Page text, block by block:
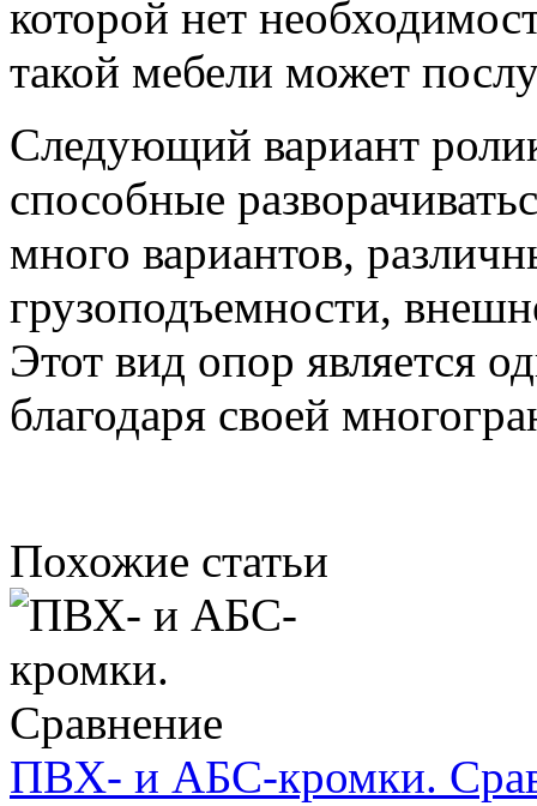
которой нет
такой мебели может
Следующий вариант
способные
много вариантов,
грузоподъемности,
Этот вид опор является
благодаря своей
Похожие статьи
ПВХ- и АБС-кромки.